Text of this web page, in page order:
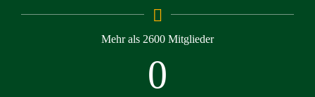
Mehr als 2600 Mitglieder
0